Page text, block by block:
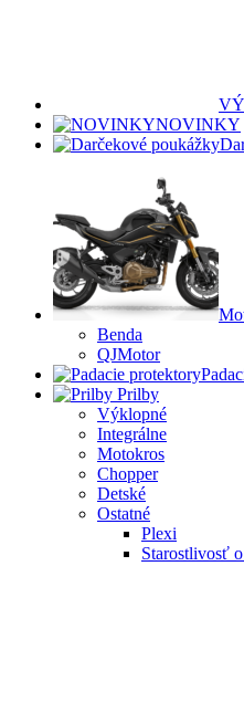
NOVINKY
Benda
QJMotor
Prilby
Výklopné
Integrálne
Motokros
Chopper
Detské
Ostatné
Plexi
Starostlivosť